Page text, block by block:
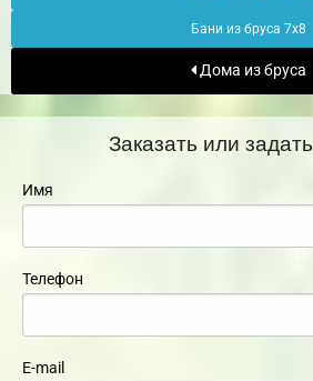
Бани из бруса 7х8
Дома из бруса
Заказать или
Имя
Телефон
E-mail